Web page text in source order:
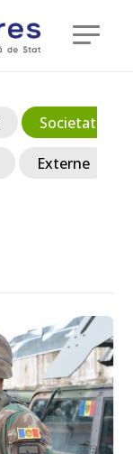
Societate
Externe